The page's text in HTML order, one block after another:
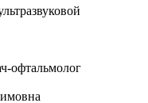
офтальмолог